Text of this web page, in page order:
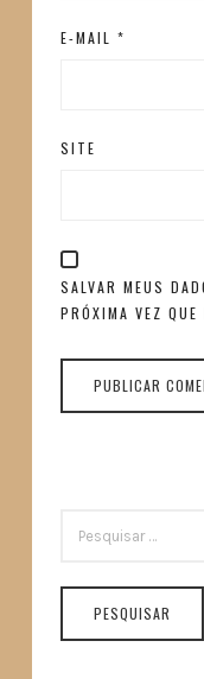
E-MAIL *
SITE
SALVAR MEUS
PRÓXIMA VEZ QUE
POR: